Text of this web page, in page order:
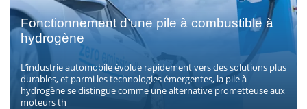
Fonctionnement d’une pile à combustible à
hydrogène
L’industrie automobile évolue rapidement vers des solutions plus
durables, et parmi les technologies émergentes, la pile à
hydrogène se distingue comme une alternative prometteuse aux
moteurs th